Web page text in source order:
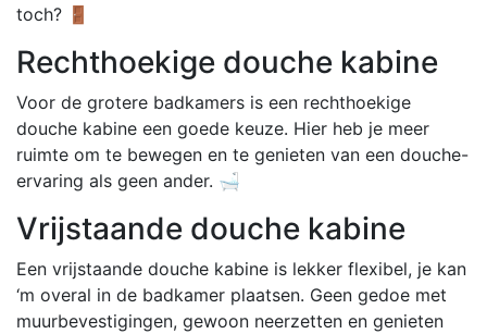
toch? 🚪
Rechthoekige douche kabine
Voor de grotere badkamers is een rechthoekige
douche kabine een goede keuze. Hier heb je meer
ruimte om te bewegen en te genieten van een douche-
ervaring als geen ander. 🛁
Vrijstaande douche kabine
Een vrijstaande douche kabine is lekker flexibel, je kan
‘m overal in de badkamer plaatsen. Geen gedoe met
muurbevestigingen, gewoon neerzetten en genieten